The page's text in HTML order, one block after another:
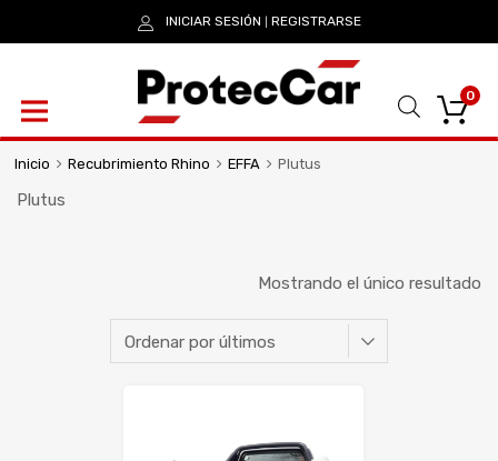
INICIAR SESIÓN REGISTRARSE
0
Inicio Recubrimiento Rhino EFFA Plutus
Plutus
Mostrando el único resultado